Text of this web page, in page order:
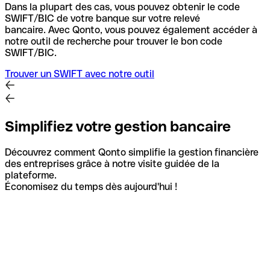
Dans la plupart des cas, vous pouvez obtenir le code
SWIFT/BIC de votre banque sur votre relevé
bancaire. Avec Qonto, vous pouvez également accéder à
notre outil de recherche pour trouver le bon code
SWIFT/BIC.
Trouver un SWIFT avec notre outil
Simplifiez votre gestion bancaire
Découvrez comment Qonto simplifie la gestion financière
des entreprises grâce à notre visite guidée de la
plateforme.
Économisez du temps dès aujourd'hui !